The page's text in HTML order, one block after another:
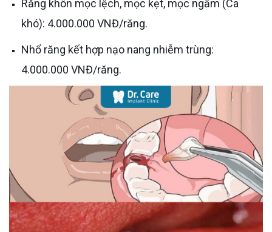
Răng khôn mọc lệch, mọc kẹt, mọc ngầm (Ca
khó): 4.000.000 VNĐ/răng.
Nhổ răng kết hợp nạo nang nhiễm trùng:
4.000.000 VNĐ/răng.